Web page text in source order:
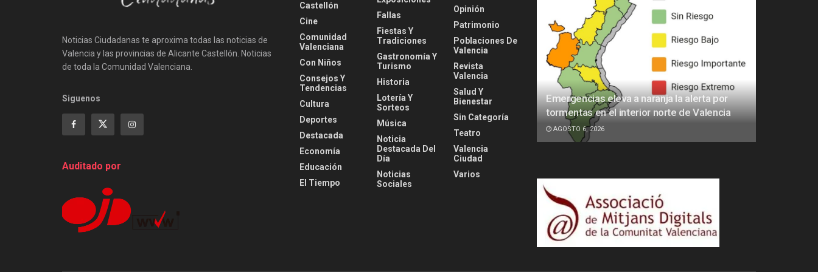
Noticias Ciudadanas te aproxima todas las noticias de
Valencia y las provincias de Alicante Castellón. Noticias
de toda la Comunidad Valenciana.
Siguenos
Auditado por
Castellón
Cine
Comunidad
Valenciana
Con Niños
Consejos Y
Tendencias
Cultura
Deportes
Destacada
Economía
Educación
El Tiempo
Fallas
Fiestas Y
Tradiciones
Gastronomía Y
Turismo
Historia
Lotería Y
Sorteos
Música
Noticia
Destacada Del
Día
Noticias
Sociales
Opinión
Patrimonio
Poblaciones De
Valencia
Revista
Valencia
Salud Y
Bienestar
Sin Categoría
Teatro
Valencia
Ciudad
Varios
Emergencias eleva a naranja la alerta por
tormentas en el interior norte de Valencia
AGOSTO 6, 2026